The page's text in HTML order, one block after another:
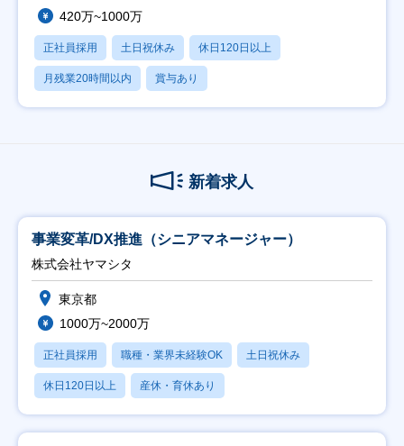
420万~1000万
正社員採用 土日祝休み 休日120日以上
月残業20時間以内 賞与あり
新着求人
事業変革/DX推進（シニアマネージャー）
株式会社ヤマシタ
東京都
1000万~2000万
正社員採用 職種・業界未経験OK 土日祝休み
休日120日以上 産休・育休あり